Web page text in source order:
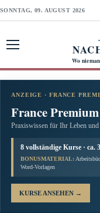
SONNTAG, 09. AUGUST 2026
Wo
ANZEIGE · FRANCE
France
Praxiswissen für Ihr Leben
8 vollständige Kurse · ca.
BONUSMATERIAL:
Word-Vorlagen
KURSE ANSEHEN →